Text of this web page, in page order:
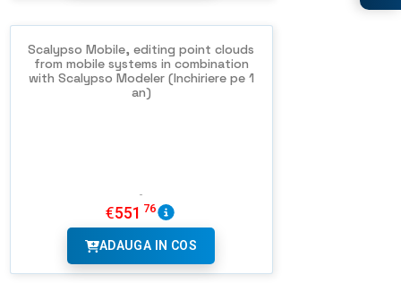
Scalypso Mobile, editing point clouds
from mobile systems in combination
with Scalypso Modeler (Inchiriere pe 1
an)
€551 76
ADAUGA IN COS